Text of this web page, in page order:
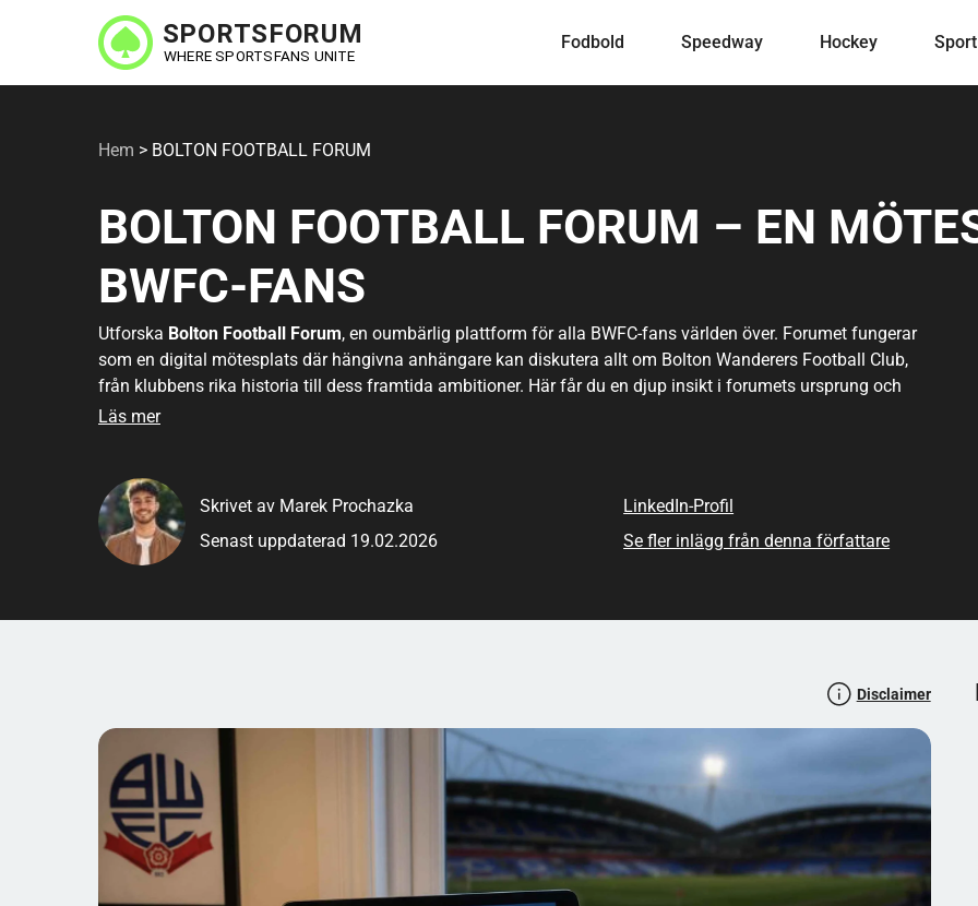
huvudinnehåll
Fodbold Speedway Hockey Sport
Hem > BOLTON FOOTBALL FORUM
BOLTON FOOTBALL FORUM – EN
BWFC-FANS
Utforska Bolton Football Forum, en oumbärlig plattform för alla BWFC-fans världen över. Forumet fungerar
som en digital mötesplats där hängivna anhängare kan diskutera allt om Bolton Wanderers Football Club,
från klubbens rika historia till dess framtida ambitioner. Här får du en djup insikt i forumets ursprung och
dess växande popularitet bland fans från olika delar av världen. Oavsett om du är intresserad av att
engagera sig i de många diskussioner som pågår. Genom att följa några enkla regler kan du bli en del av
denna passionerade gemenskap och bidra till de livliga samtal som äger rum här varje dag. Välkommen till
Bolton-fansens värld, där din röst alltid har en plats.
Läs mer
Skrivet av Marek Prochazka
Senast uppdaterad 19.02.2026
LinkedIn-Profil
Se fler inlägg från denna författare
Disclaimer